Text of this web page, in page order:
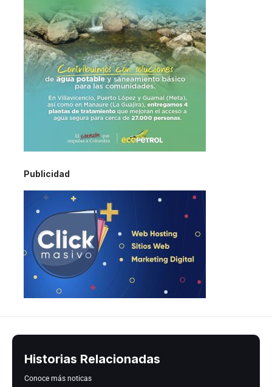
Publicidad
Historias Relacionadas
Conoce más noticas